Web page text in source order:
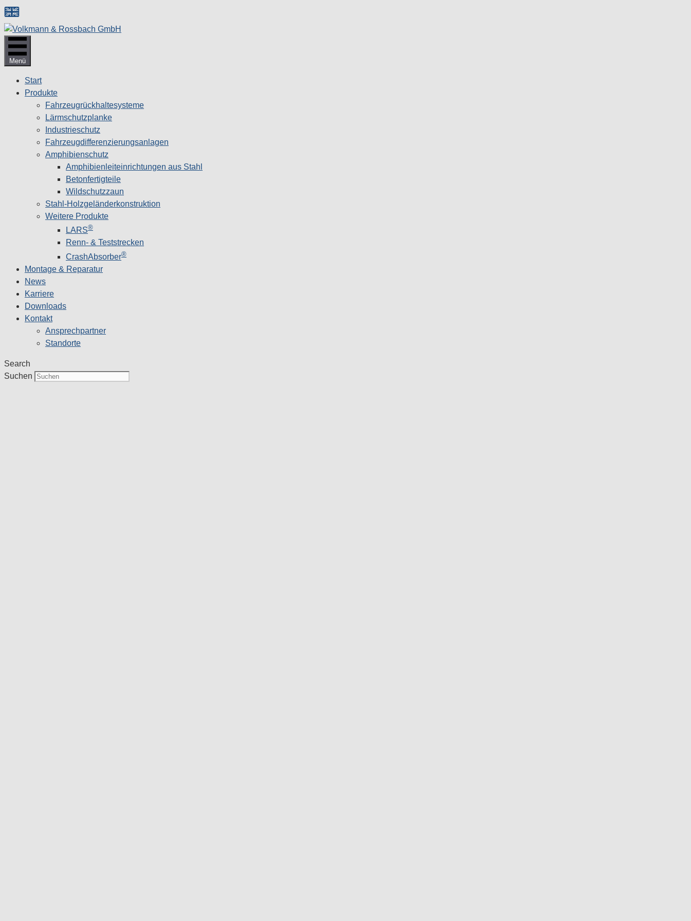
Zum
Inhalt
springen
Menü
Start
Produkte
Fahrzeugrückhaltesysteme
Lärmschutzplanke
Industrieschutz
Fahrzeug­differenzierungsanlagen
Amphibienschutz
Amphibienleiteinrichtungen aus Stahl
Betonfertigteile
Wildschutzzaun
Stahl-Holzgeländerkonstruktion
Weitere Produkte
LARS®
Renn- & Teststrecken
CrashAbsorber®
Montage & Reparatur
News
Karriere
Downloads
Kontakt
Ansprechpartner
Standorte
Search
Suchen